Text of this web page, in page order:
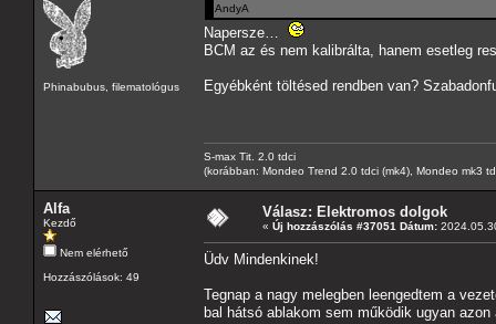
Phinabubus, filematológus
AndyA
Napersze…
BCM az és nem kalibrálta, hanem esetleg
Egyébként töltésed rendben van?
S-max Tit. 2.0 tdci
(korábban: Mondeo Trend 2.0 tdci (mk4), Mondeo mk3
Alfa
Kezdő
Nem elérhető
Hozzászólások: 49
Válasz: Elektromos dolgok
« Új hozzászólás #37051 Dátum:
Üdv Mindenkinek!
Tegnap a nagy melegben leengedtem a
bal hátsó ablakom sem működik ugyan azon